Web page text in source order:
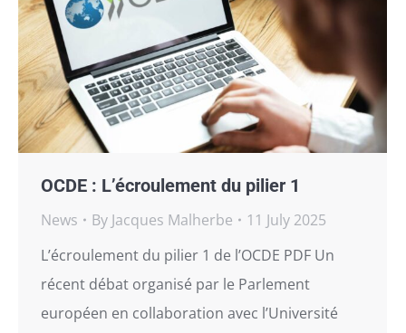
OCDE : L’écroulement du pilier 1
News By Jacques Malherbe
11 July 2025
L’écroulement du pilier 1 de l’OCDE PDF Un
récent débat organisé par le Parlement
européen en collaboration avec l’Université